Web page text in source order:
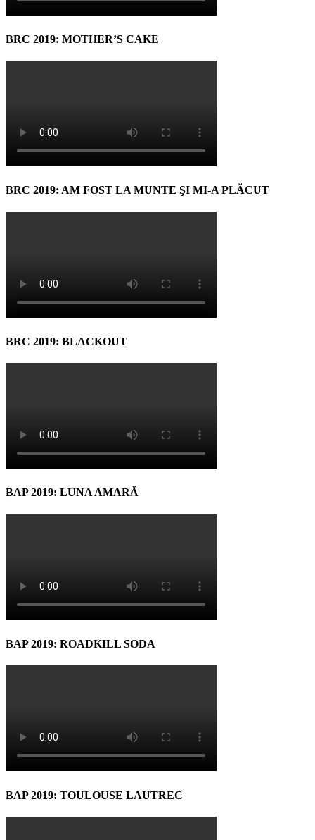
BRC 2019: MOTHER’S CAKE
BRC 2019: AM FOST LA MUNTE ŞI MI-A PLĂCUT
BRC 2019: BLACKOUT
BAP 2019: LUNA AMARĂ
BAP 2019: ROADKILL SODA
BAP 2019: TOULOUSE LAUTREC